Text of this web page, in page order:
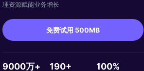
理资源赋能业务增长
免费试用 500MB
9000万+ 190+ 100%